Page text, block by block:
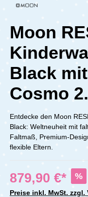
Moon
Black
Cosmo
Entdecke den Moon
Black: Weltneuheit mit
Faltmaß, Premium-
flexible Eltern.
879,90 €* %
Preise inkl. MwSt. zzgl.